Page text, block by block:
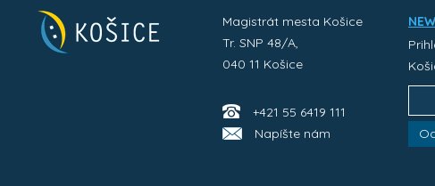
Magistrát mesta Košice
Tr. SNP 48/A,
040 11 Košice
+421 55 6419 111
Napíšte nám